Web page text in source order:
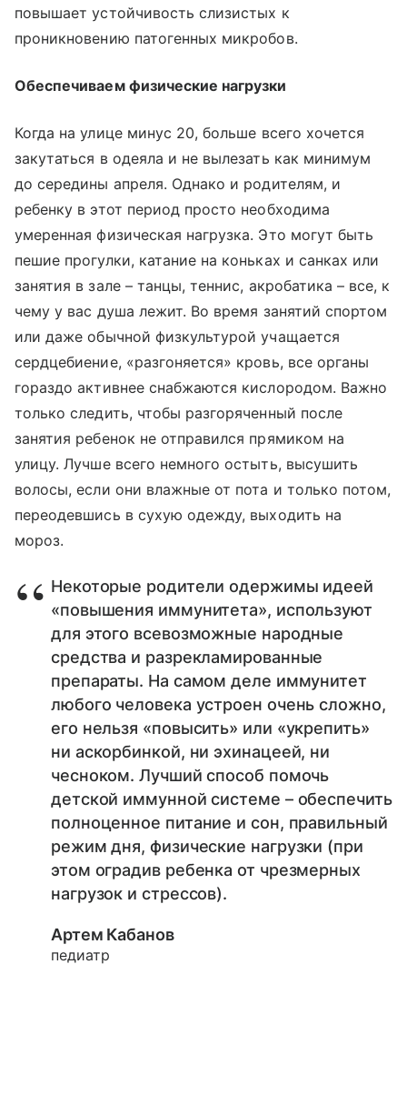
повышает устойчивость слизистых к
проникновению патогенных микробов.
Обеспечиваем физические нагрузки
Когда на улице минус 20, больше всего хочется
закутаться в одеяла и не вылезать как минимум
до середины апреля. Однако и родителям, и
ребенку в этот период просто необходима
умеренная физическая нагрузка. Это могут быть
пешие прогулки, катание на коньках и санках или
занятия в зале – танцы, теннис, акробатика – все, к
чему у вас душа лежит. Во время занятий спортом
или даже обычной физкультурой учащается
сердцебиение, «разгоняется» кровь, все органы
гораздо активнее снабжаются кислородом. Важно
только следить, чтобы разгоряченный после
занятия ребенок не отправился прямиком на
улицу. Лучше всего немного остыть, высушить
волосы, если они влажные от пота и только потом,
переодевшись в сухую одежду, выходить на
мороз.
Некоторые родители одержимы идеей
«повышения иммунитета», используют
для этого всевозможные народные
средства и разрекламированные
препараты. На самом деле иммунитет
любого человека устроен очень сложно,
его нельзя «повысить» или «укрепить»
ни аскорбинкой, ни эхинацеей, ни
чесноком. Лучший способ помочь
детской иммунной системе – обеспечить
полноценное питание и сон, правильный
режим дня, физические нагрузки (при
этом оградив ребенка от чрезмерных
нагрузок и стрессов).
Артем Кабанов
педиатр